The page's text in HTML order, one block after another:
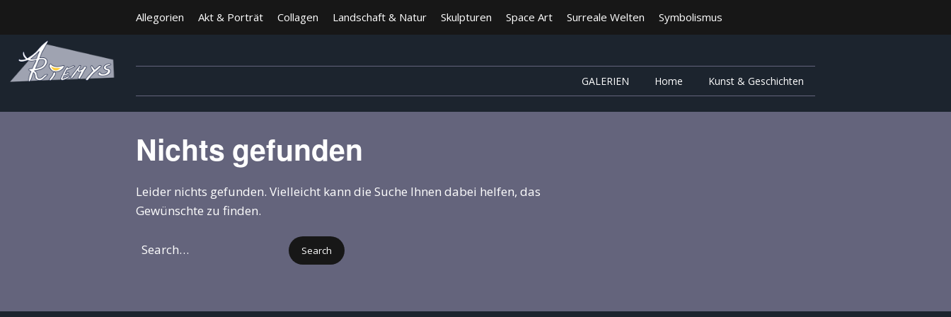
Allegorien Akt & Porträt Collagen Landschaft & Natur Skulpturen Space Art Surreale Welten Symbolismus
GALERIEN Home Kunst & Geschichten
Nichts gefunden
Leider nichts gefunden. Vielleicht kann die Suche Ihnen dabei helfen, das
Gewünschte zu finden.